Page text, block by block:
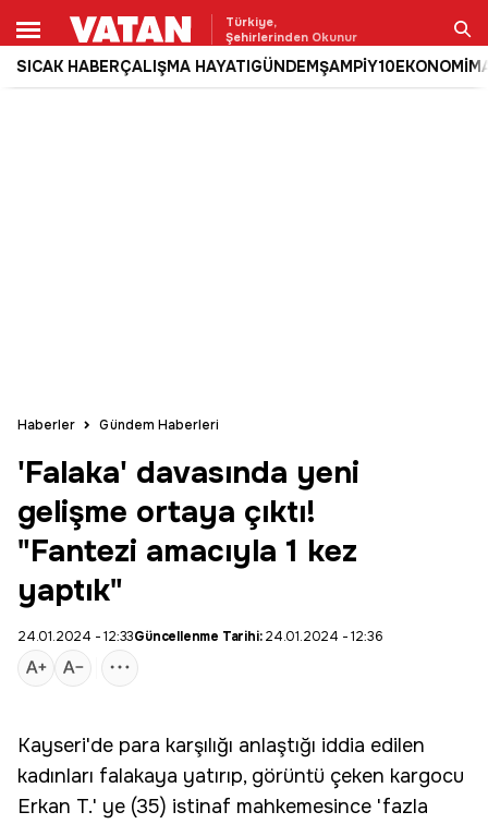
Türkiye,
Şehirlerinden Okunur
SICAK HABERÇALIŞMA HAYATIGÜNDEMŞAMPİY10EKONOMİ
Ara
Haberler Gündem Haberleri
'Falaka' davasında yeni
gelişme ortaya çıktı!
"Fantezi amacıyla 1 kez
yaptık"
24.01.2024 - 12:33Güncellenme Tarihi:24.01.2024 - 12:36
Kayseri'de para karşılığı anlaştığı iddia edilen
kadınları falakaya yatırıp, görüntü çeken kargocu
Erkan T.' ye (35) istinaf mahkemesince 'fazla